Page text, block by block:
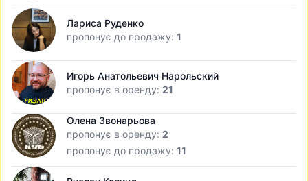
Лариса Руденко
пропонує до продажу: 1
Игорь Анатольевич Нарольский
пропонує в оренду: 21
Олена Звонарьова
пропонує в оренду: 2
пропонує до продажу: 11